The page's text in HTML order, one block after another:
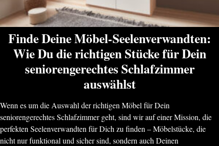
Finde Deine Möbel-Seelenverwandten:
Wie Du die richtigen Stücke für Dein
seniorengerechtes Schlafzimmer
auswählst
Wenn es um die Auswahl der richtigen Möbel für Dein
seniorengerechtes Schlafzimmer geht, sind wir auf einer Mission, die
perfekten Seelenverwandten für Dich zu finden – Möbelstücke, die
nicht nur funktional und sicher sind, sondern auch Deinen